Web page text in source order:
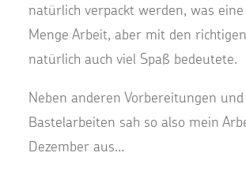
natürlich verpackt werden, was eine
Menge Arbeit, aber mit den
natürlich auch viel Spaß bedeutete.
Neben anderen Vorbereitungen und
Bastelarbeiten sah so also mein
Dezember aus…